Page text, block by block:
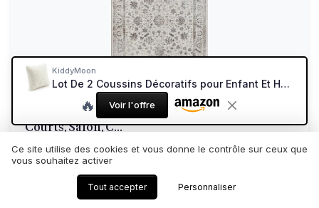
The carpet Mila Tapis Moderne Dense à Poils
Courts, Salon, C...
Un tapis doux, lumineux, mais pas parfait
8.6/10★★★★★
★★★★★
Rapport qualité-prix
KiddyMoon
Lot De 2 Coussins Décoratifs pour Enfant Et Housse Teddy Chambre Enfant, Crème,2 Oreillers Crème 2 Oreillers
🔥 Voir l'offre
Ce site utilise des cookies et vous donne le contrôle sur ceux que
vous souhaitez activer
Tout accepter Personnaliser